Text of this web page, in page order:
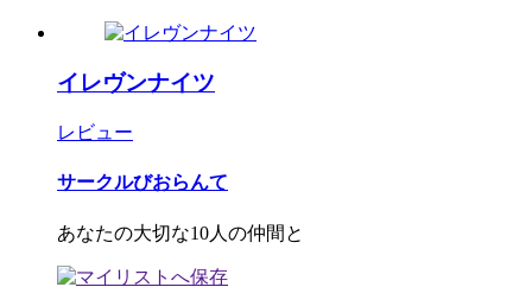
イレヴンナイツ
レビュー
サークルびおらんて
あなたの大切な10人の仲間と